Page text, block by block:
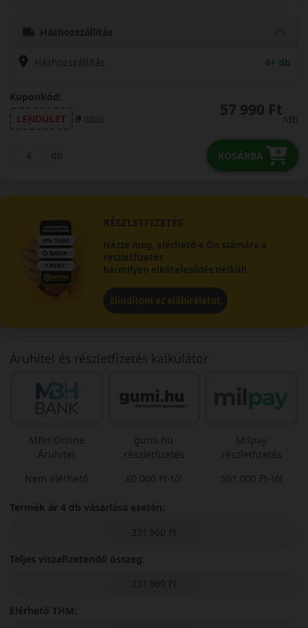
Házhozszállítás
Házhozszállítás 4+ db
Kuponkód:
LENDÜLET
másol 57 990 Ft
/db
db KOSÁRBA
RÉSZLETFIZETÉS
Nézze meg, elérhető-e Ön számára a
részletfizetés
bármilyen elköteleződés nélkül!
Elindítom az előbírálatot
Áruhitel és részletfizetés kalkulátor
MBH Online
Áruhitel
Nem elérhető
gumi.hu
részletfizetés
80 000 Ft-tól
Milpay
részletfizetés
501 000 Ft-tól
Termék ár 4 db vásárlása esetén:
231 960 Ft
Teljes viszafizetendő összeg:
231 960 Ft
Elérhető THM: